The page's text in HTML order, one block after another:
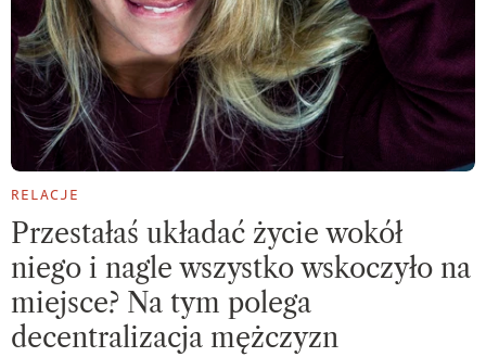
RELACJE
Przestałaś układać życie wokół
niego i nagle wszystko wskoczyło na
miejsce? Na tym polega
decentralizacja mężczyzn